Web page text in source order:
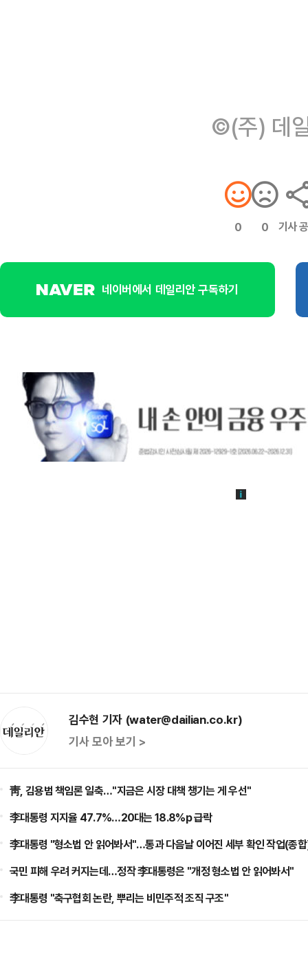
©(주) 데
0 0 기사
네이버에서 데일리안 구독하기
김수현 기자 (water@dailian.co.kr)
기사 모아 보기 >
靑, 김용범 책임론 일축…"지금은 시장 대책 챙기는 게 우선"
李대통령 지지율 47.7%…20대는 18.8%p 급락
李대통령 "형소법 안 읽어봐서"…통과 다음날 이어진 세부 확인 작업(종
국민 피해 우려 커지는데…정작 李대통령은 "개정 형소법 안 읽어봐서"
李대통령 "축구협회 논란, 뿌리는 비민주적 조직 구조"